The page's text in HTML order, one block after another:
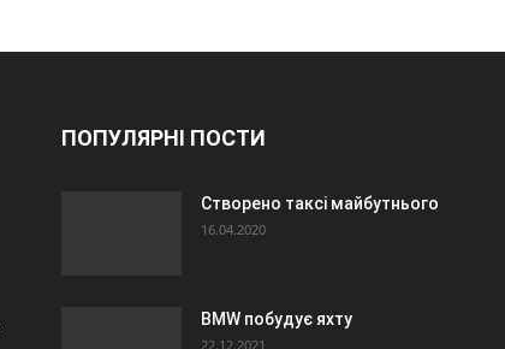
ПОПУЛЯРНІ ПОСТИ
Створено таксі майбутнього
16.04.2020
BMW побудує яхту
22.12.2021